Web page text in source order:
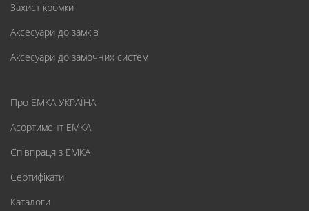
Захист кромки
Аксесуари до замків
Аксесуари до замочних систем
Про ЕМКА УКРАЇНА
Асортимент ЕМКА
Співпраця з ЕМКА
Сертифікати
Каталоги